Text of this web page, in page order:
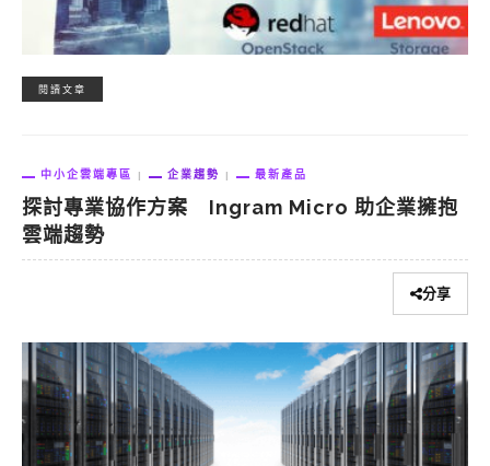
閱讀文章
中小企雲端專區 企業趨勢 最新產品
探討專業協作方案 Ingram Micro 助企業擁抱
雲端趨勢
分享